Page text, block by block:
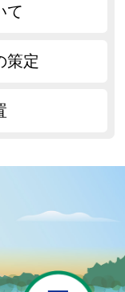
て
策定